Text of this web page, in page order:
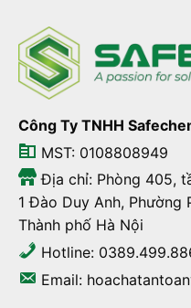
Công Ty TNHH
MST: 0108808949
Địa chỉ: Phòng 405,
1 Đào Duy Anh, Phường
Thành phố Hà Nội
Hotline:
Email: